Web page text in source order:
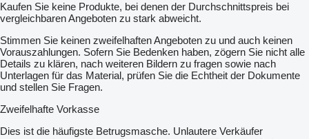
Kaufen Sie keine Produkte, bei denen der Durchschnittspreis bei
vergleichbaren Angeboten zu stark abweicht.
Stimmen Sie keinen zweifelhaften Angeboten zu und auch keinen
Vorauszahlungen. Sofern Sie Bedenken haben, zögern Sie nicht alle
Details zu klären, nach weiteren Bildern zu fragen sowie nach
Unterlagen für das Material, prüfen Sie die Echtheit der Dokumente
und stellen Sie Fragen.
Zweifelhafte Vorkasse
Dies ist die häufigste Betrugsmasche. Unlautere Verkäufer